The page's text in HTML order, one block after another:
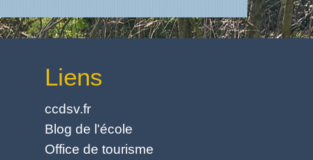
Liens
ccdsv.fr
Blog de l'école
Office de tourisme